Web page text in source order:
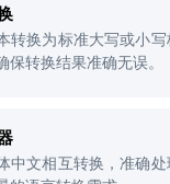
转换为标准大写或小
保转换结果准确无误。
中文相互转换，准确